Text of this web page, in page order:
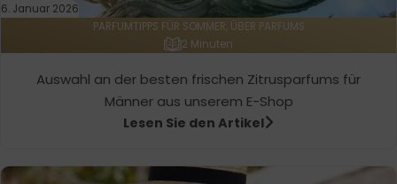
6. Januar 2026
PARFUMTIPPS FÜR SOMMER, ÜBER PARFUMS
2 Minuten
Auswahl an der besten frischen Zitrusparfums für
Männer aus unserem E-Shop
Lesen Sie den Artikel